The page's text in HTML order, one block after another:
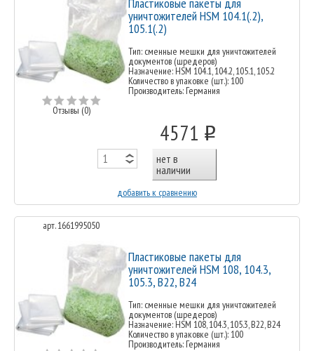
Отзывы (0)
уничтожителей HSM 104.1(.2),
105.1(.2)
Тип: сменные мешки для уничтожителей
документов (шредеров)
Назначение: HSM 104.1, 104.2, 105.1, 105.2
Количество в упаковке (шт.): 100
Производитель: Германия
4571 o
нет в
наличии
добавить к сравнению
арт. 1661995050
Пластиковые пакеты для
уничтожителей HSM 108, 104.3,
105.3, B22, B24
Тип: сменные мешки для уничтожителей
документов (шредеров)
Назначение: HSM 108, 104.3, 105.3, B22, B24
Количество в упаковке (шт.): 100
Производитель: Германия